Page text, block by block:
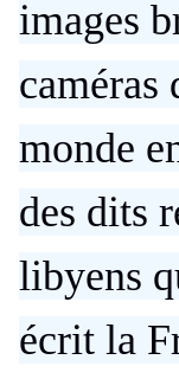
images
caméras
monde
des dits
libyens
écrit la